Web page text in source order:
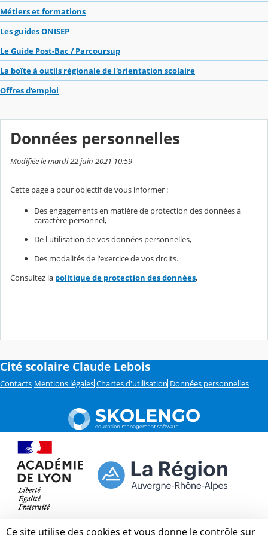
Métiers et formations
Les guides ONISEP
Le Guide Post-Bac / Parcoursup
La boîte à outils régionale de l'orientation scolaire
Offres d'emploi
Données personnelles
Modifiée le mardi 22 juin 2021 10:59
Cette page a pour objectif de vous informer :
Des engagements en matière de protection des données à
caractère personnel,
De l'utilisation de vos données personnelles,
Des modalités de l'exercice de vos droits.
Consultez la politique de protection des données.
Cité scolaire Claude Lebois
Contacts Mentions légales Chartes d'utilisation Données personnelles
Ce site utilise des cookies et vous donne le contrôle sur